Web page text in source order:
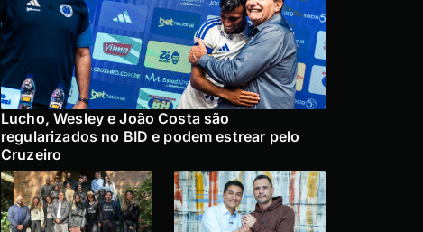
Lucho, Wesley e João Costa são
regularizados no BID e podem estrear pelo
Cruzeiro